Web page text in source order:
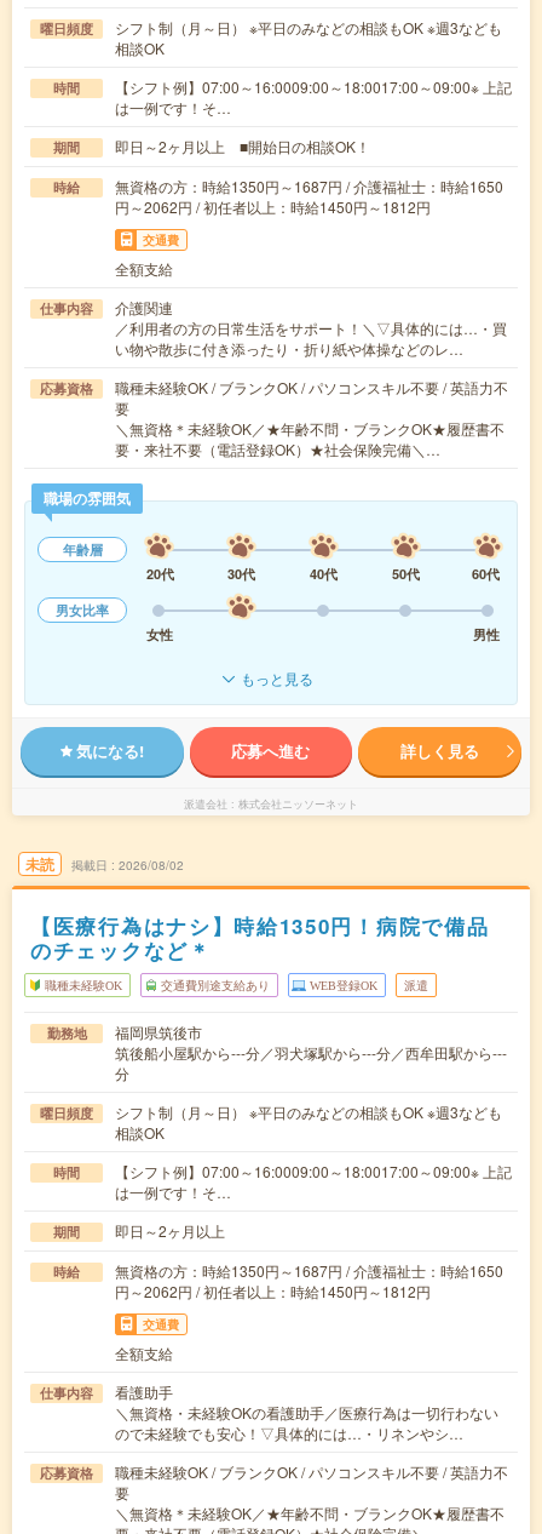
曜日頻度
シフト制（月～日） ※平日のみなどの相談もOK ※週3なども
相談OK
時間
【シフト例】07:00～16:0009:00～18:0017:00～09:00※ 上記
は一例です！そ…
期間 即日～2ヶ月以上 ■開始日の相談OK！
時給
無資格の方：時給1350円～1687円 / 介護福祉士：時給1650
円～2062円 / 初任者以上：時給1450円～1812円
交通費
全額支給
仕事内容
介護関連
／利用者の方の日常生活をサポート！＼▽具体的には…・買
い物や散歩に付き添ったり・折り紙や体操などのレ…
応募資格
職種未経験OK / ブランクOK / パソコンスキル不要 / 英語力不
要
＼無資格＊未経験OK／★年齢不問・ブランクOK★履歴書不
要・来社不要（電話登録OK）★社会保険完備＼…
職場の雰囲気
年齢層
20代
30代 40代 50代
60代
男女比率
女性
男性
もっと見る
気になる! 応募へ進む 詳しく見る
派遣会社 株式会社ニッソーネット
未読 掲載日 2026/08/02
【医療行為はナシ】時給1350円！病院で備品
のチェックなど＊
職種未経験OK 交通費別途支給あり WEB登録OK 派遣
勤務地
福岡県筑後市
筑後船小屋駅から---分／羽犬塚駅から---分／西牟田駅から---
分
曜日頻度
シフト制（月～日） ※平日のみなどの相談もOK ※週3なども
相談OK
時間
【シフト例】07:00～16:0009:00～18:0017:00～09:00※ 上記
は一例です！そ…
期間 即日～2ヶ月以上
時給
無資格の方：時給1350円～1687円 / 介護福祉士：時給1650
円～2062円 / 初任者以上：時給1450円～1812円
交通費
全額支給
仕事内容
看護助手
＼無資格・未経験OKの看護助手／医療行為は一切行わない
ので未経験でも安心！▽具体的には…・リネンやシ…
応募資格
職種未経験OK / ブランクOK / パソコンスキル不要 / 英語力不
要
＼無資格＊未経験OK／★年齢不問・ブランクOK★履歴書不